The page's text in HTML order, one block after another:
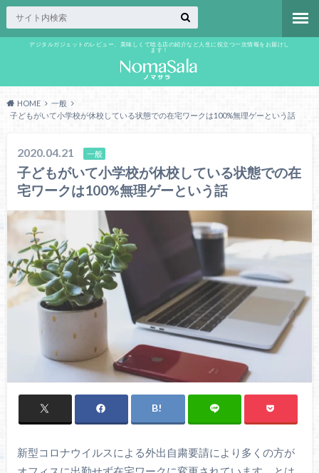
デジタルガジェットのレビュー、美味しくて唸る店の紹介など人生に役立つ一次情報をお届けし
ます！
HOME
一般
子どもがいて小学校が休校している状態での在宅ワークは100%無理ゲーという話
2020.04.21 一般
子どもがいて小学校が休校している状態での在
宅ワークは100%無理ゲーという話
新型コロナウイルスによる外出自粛要請により多くの方が